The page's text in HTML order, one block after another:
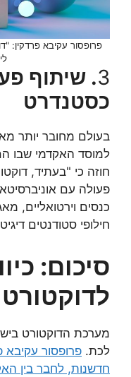
3. שיתוף
כסטנדרט
בעולם מחובר יותר
למוסד האקדמי שבו
חוזה כי "בעתיד,
פעולה עם
כנסים וירטואליים,
חילופי סטודנטים
סיכום:
מערכת הדוקטורט
לכת. פרופסור
חדשנות, לחבר בין